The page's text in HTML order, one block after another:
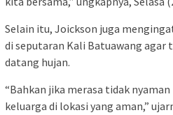
Selain itu, Joickson juga
di seputaran Kali Batuawang agar
datang hujan.
“Bahkan jika merasa tidak
keluarga di lokasi yang aman,”